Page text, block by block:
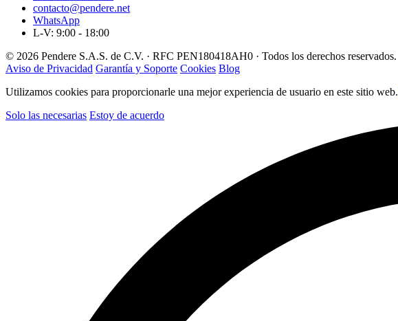
contacto@pendere.net
WhatsApp
L-V: 9:00 - 18:00
© 2026 Pendere S.A.S. de C.V. · RFC PEN180418AH0 · Todos los derechos reservados.
Aviso de Privacidad Garantía y Soporte Cookies Blog
Utilizamos cookies para proporcionarle una mejor experiencia de usuario en este sitio web.
Solo las necesarias Estoy de acuerdo